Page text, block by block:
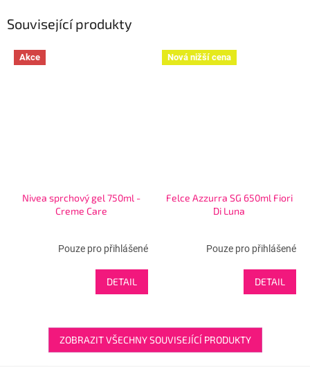
Související produkty
Akce
Nivea sprchový gel 750ml -
Creme Care
Pouze pro přihlášené
DETAIL
Nová nižší cena
Felce Azzurra SG 650ml Fiori
Di Luna
Pouze pro přihlášené
DETAIL
ZOBRAZIT VŠECHNY SOUVISEJÍCÍ PRODUKTY